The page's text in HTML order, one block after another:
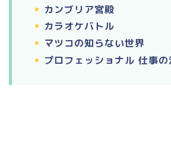
カンブリア宮殿
カラオケバトル
マツコの知らない世界
プロフェッショナル 仕事の